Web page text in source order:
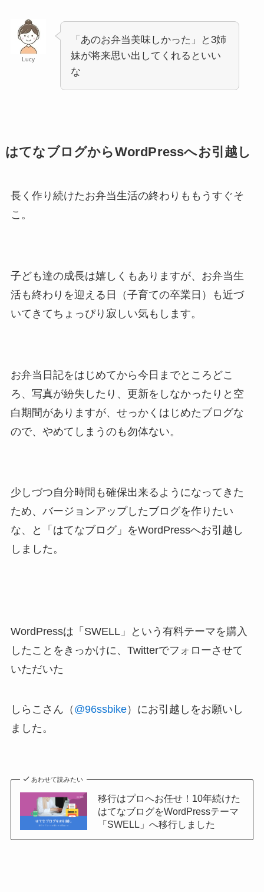
Lucy
「あのお弁当美味しかった」と3姉
妹が将来思い出してくれるといい
な
はてなブログからWordPressへお引越し
長く作り続けたお弁当生活の終わりももうすぐそ
こ。
子ども達の成長は嬉しくもありますが、お弁当生
活も終わりを迎える日（子育ての卒業日）も近づ
いてきてちょっぴり寂しい気もします。
お弁当日記をはじめてから今日までところどこ
ろ、写真が紛失したり、更新をしなかったりと空
白期間がありますが、せっかくはじめたブログな
ので、やめてしまうのも勿体ない。
少しづつ自分時間も確保出来るようになってきた
ため、バージョンアップしたブログを作りたい
な、と「はてなブログ」をWordPressへお引越し
しました。
WordPressは「SWELL」という有料テーマを購入
したことをきっかけに、Twitterでフォローさせて
いただいた
しらこさん（ @96ssbike）にお引越しをお願いし
ました。
あわせて読みたい
移行はプロへお任せ！10年続けた
はてなブログをWordPressテーマ
「SWELL」へ移行しました